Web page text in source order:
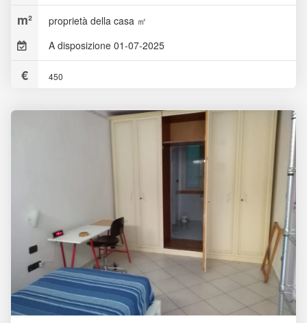
proprietà della casa ㎡
A disposizione 01-07-2025
450